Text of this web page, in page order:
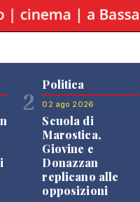
2
Politica
02 ago 2026
Scuola di
Marostica,
Giovine e
Donazzan
replicano alle
opposizioni